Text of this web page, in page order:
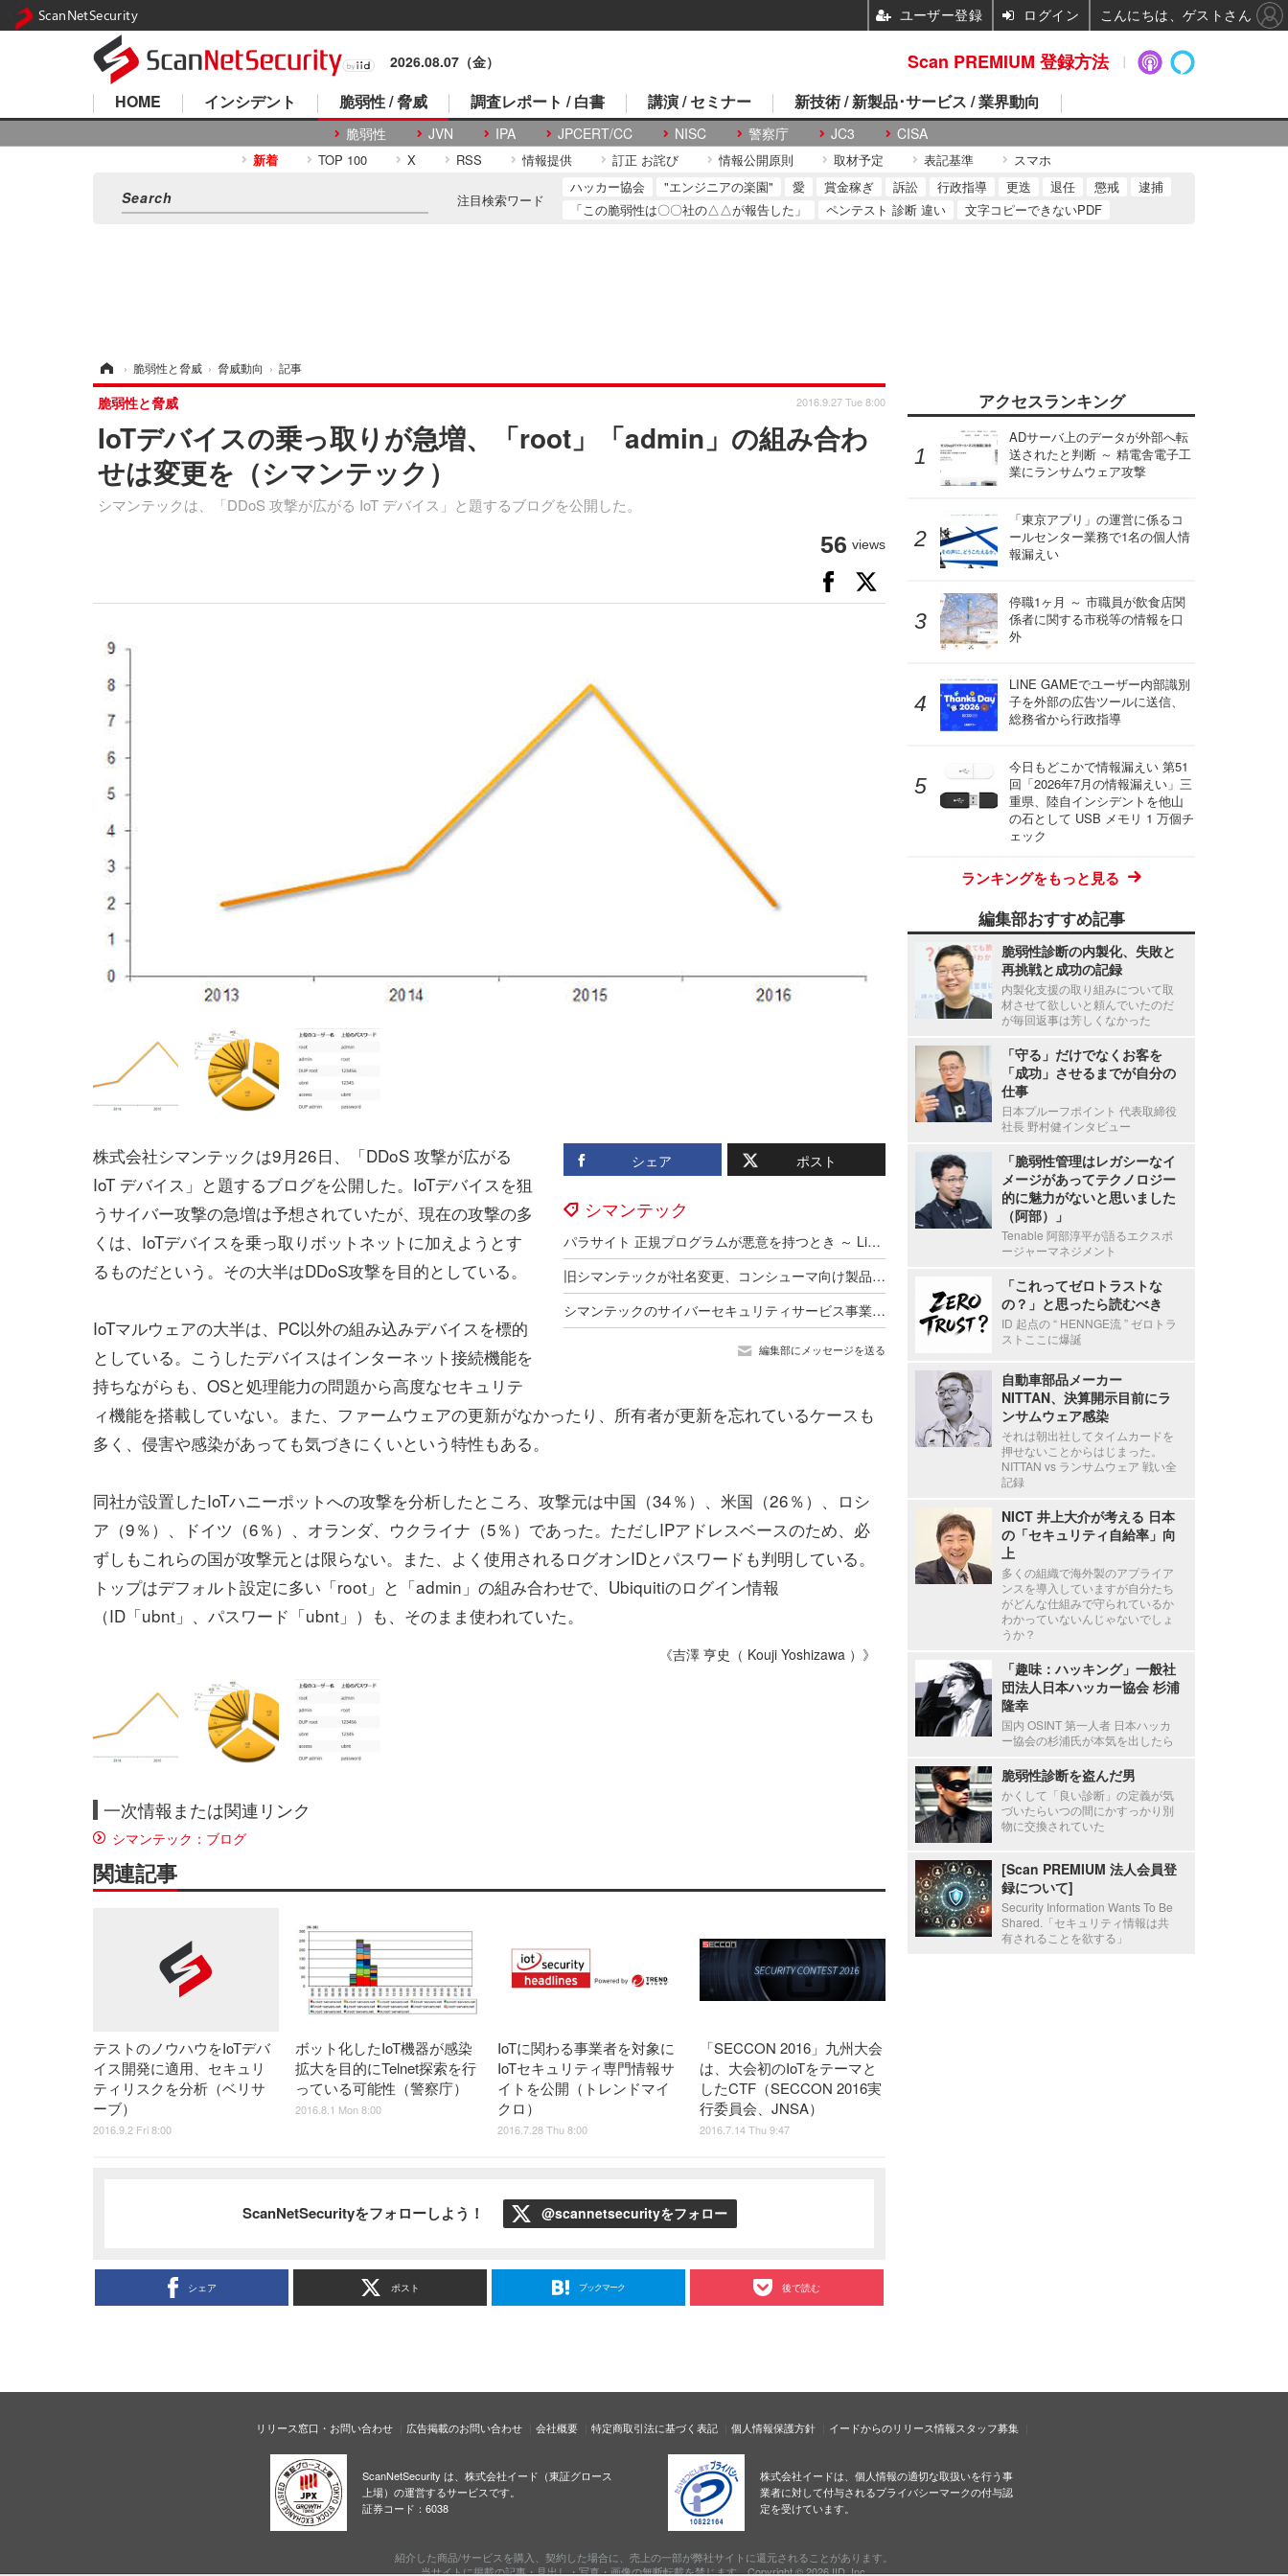
2026.08.07（金）
HOME インシデント 脆弱性 / 脅威
脆弱性 JVN IPA JPCERT/CC NISC 警察庁 JC3 CISA
調査レポート / 白書 講演 / セミナー 新技術 / 新製品･サービス / 業界動向
新着 TOP 100 X RSS 情報提供 訂正 お詫び 情報公開原則 取材予定 表記基準 スマホ
注目検索ワード
ハッカー協会 "エンジニアの楽園" 愛 賞金稼ぎ 訴訟 行政指導 更迭 退任 懲戒
逮捕
「この脆弱性は〇〇社の△△が報告した」
ペンテスト 診断 違い 文字コピーできないPDF
› 脆弱性と脅威 › 脅威動向 › 記事
IoTデバイスの乗っ取りが急増、「root」「admin」の組み合わ
せは変更を（シマンテック）
シマンテックは、「DDoS 攻撃が広がる IoT デバイス」と題するブログを公開した。
脆弱性と脅威 2016.9.27 Tue 8:00
56 views
シェア ポスト
シマンテック
パラサイト 正規プログラムが悪意を持つとき ～ Living Off the Land：環境寄生型攻撃の概要と対策
旧シマンテックが社名変更、コンシューマ向け製品に特化（ノートンライフロック）
シマンテックのサイバーセキュリティサービス事業を買収（アクセンチュア）
編集部にメッセージを送る
株式会社シマンテックは9月26日、「DDoS 攻撃が広がる
IoT デバイス」と題するブログを公開した。IoTデバイスを狙
うサイバー攻撃の急増は予想されていたが、現在の攻撃の多
くは、IoTデバイスを乗っ取りボットネットに加えようとす
るものだという。その大半はDDoS攻撃を目的としている。
IoTマルウェアの大半は、PC以外の組み込みデバイスを標的
としている。こうしたデバイスはインターネット接続機能を
持ちながらも、OSと処理能力の問題から高度なセキュリテ
ィ機能を搭載していない。また、ファームウェアの更新がなかったり、所有者が更新を忘れているケースも
多く、侵害や感染があっても気づきにくいという特性もある。
同社が設置したIoTハニーポットへの攻撃を分析したところ、攻撃元は中国（34％）、米国（26％）、ロシ
ア（9％）、ドイツ（6％）、オランダ、ウクライナ（5％）であった。ただしIPアドレスベースのため、必
ずしもこれらの国が攻撃元とは限らない。また、よく使用されるログオンIDとパスワードも判明している。
トップはデフォルト設定に多い「root」と「admin」の組み合わせで、Ubiquitiのログイン情報
（ID「ubnt」、パスワード「ubnt」）も、そのまま使われていた。
《吉澤 亨史（ Kouji Yoshizawa ）》
一次情報または関連リンク
シマンテック：ブログ
関連記事
テストのノウハウをIoTデバ
イス開発に適用、セキュリ
ティリスクを分析（ベリサ
ーブ）
2016.9.2 Fri 8:00
ボット化したIoT機器が感染
拡大を目的にTelnet探索を行
っている可能性（警察庁）
2016.8.1 Mon 8:00
IoTに関わる事業者を対象に
IoTセキュリティ専門情報サ
イトを公開（トレンドマイ
クロ）
2016.7.28 Thu 8:00
「SECCON 2016」九州大会
は、大会初のIoTをテーマと
したCTF（SECCON 2016実
行委員会、JNSA）
2016.7.14 Thu 9:47
ScanNetSecurityをフォローしよう！ @scannetsecurityをフォロー
シェア ポスト ブックマーク 後で読む
アクセスランキング
ADサーバ上のデータが外部へ転
送されたと判断 ～ 精電舎電子工
業にランサムウェア攻撃
「東京アプリ」の運営に係るコ
ールセンター業務で1名の個人情
報漏えい
停職1ヶ月 ～ 市職員が飲食店関
係者に関する市税等の情報を口
外
LINE GAMEでユーザー内部識別
子を外部の広告ツールに送信、
総務省から行政指導
今日もどこかで情報漏えい 第51
回「2026年7月の情報漏えい」三
重県、陸自インシデントを他山
の石として USB メモリ 1 万個チ
ェック
ランキングをもっと見る
編集部おすすめ記事
脆弱性診断の内製化、失敗と
再挑戦と成功の記録
内製化支援の取り組みについて取
材させて欲しいと頼んでいたのだ
が毎回返事は芳しくなかった
「守る」だけでなくお客を
「成功」させるまでが自分の
仕事
日本プルーフポイント 代表取締役
社長 野村健インタビュー
「脆弱性管理はレガシーなイ
メージがあってテクノロジー
的に魅力がないと思いました
（阿部）」
Tenable 阿部淳平が語るエクスポ
ージャーマネジメント
「これってゼロトラストな
の？」と思ったら読むべき
ID 起点の “ HENNGE流 ” ゼロトラ
ストここに爆誕
自動車部品メーカー
NITTAN、決算開示目前にラ
ンサムウェア感染
それは朝出社してタイムカードを
押せないことからはじまった。
NITTAN vs ランサムウェア 戦い全
記録
NICT 井上大介が考える 日本
の「セキュリティ自給率」向
上
多くの組織で海外製のアプライア
ンスを導入していますが自分たち
がどんな仕組みで守られているか
わかっていないんじゃないでしょ
うか？
「趣味：ハッキング」一般社
団法人日本ハッカー協会 杉浦
隆幸
国内 OSINT 第一人者 日本ハッカ
ー協会の杉浦氏が本気を出したら
脆弱性診断を盗んだ男
かくして「良い診断」の定義が気
づいたらいつの間にかすっかり別
物に交換されていた
[Scan PREMIUM 法人会員登
録について]
Security Information Wants To Be
Shared.「セキュリティ情報は共
有されることを欲する」
リリース窓口・お問い合わせ 広告掲載のお問い合わせ 会社概要 特定商取引法に基づく表記 個人情報保護方針 イードからのリリース情報スタッフ募集
ScanNetSecurity は、株式会社イード（東証グロース
上場）の運営するサービスです。
証券コード：6038
株式会社イードは、個人情報の適切な取扱いを行う事
業者に対して付与されるプライバシーマークの付与認
定を受けています。
紹介した商品/サービスを購入、契約した場合に、売上の一部が弊社サイトに還元されることがあります。
当サイトに掲載の記事・見出し・写真・画像の無断転載を禁じます。Copyright © 2026 IID, Inc.
Scan PREMIUM 登録方法
ScanNetSecurity ユーザー登録 ログイン こんにちは、ゲストさん